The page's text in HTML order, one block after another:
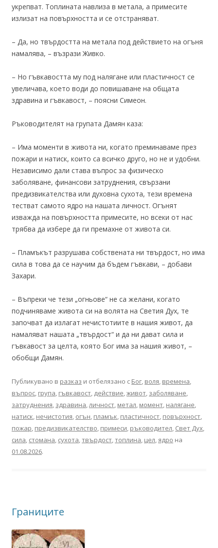
укрепват. Топлината навлиза в метала, а примесите
излизат на повърхността и се отстраняват.
– Да, но твърдостта на метала под действието на огъня
намалява, – възрази Живко.
– Но гъвкавостта му под налягане или пластичност се
увеличава, което води до повишаване на общата
здравина и гъвкавост, – поясни Симеон.
Ръководителят на групата Дамян каза:
– Има моменти в живота ни, когато преминаваме през
пожари и натиск, които са всичко друго, но не и удобни.
Независимо дали става въпрос за физическо
заболяване, финансови затруднения, свързани
предизвикателства или духовна сухота, тези времена
тестват самото ядро на нашата личност. Огънят
изважда на повърхността примесите, но всеки от нас
трябва да избере да ги премахне от живота си.
– Пламъкът разрушава собствената ни твърдост, но има
сила в това да се научим да бъдем гъвкави, – добави
Захари.
– Въпреки че тези „огньове“ не са желани, когато
подчиняваме живота си на волята на Светия Дух, те
започват да излагат нечистотиите в нашия живот, да
намаляват нашата „твърдост“ и да ни дават сила и
гъвкавост за целта, която Бог има за нашия живот, –
обобщи Дамян.
Публикувано в разказ и отбелязано с Бог, воля, времена,
въпрос, група, гъвкавост, действие,живот, заболяване,
затруднения, здравина,личност, метал, момент, налягане,
натиск, нечистотия, огън, пламък, пластичност, повърхност,
пожар, предизвикателство, примеси, ръководител, Свет Дух,
сила, стомана, сухота,твърдост,топлина, цел,ядро на
01.08.2026.
Границите